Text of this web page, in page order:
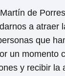
de
a atraer
que
un momento
y recibir la